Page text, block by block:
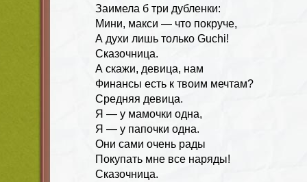
Заимела б три дубленки:
Мини, макси — что покруче,
А духи лишь только Guchi!
Сказочница.
А скажи, девица, нам
Финансы есть к твоим мечтам?
Средняя девица.
Я — у мамочки одна,
Я — у папочки одна.
Они сами очень рады
Покупать мне все наряды!
Сказочница.